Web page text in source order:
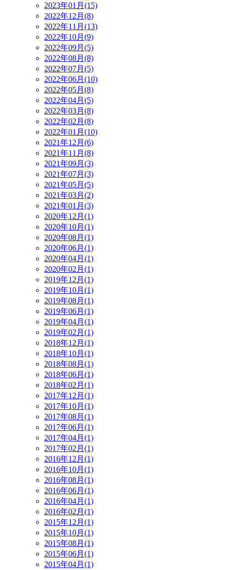
2023年01月(15)
2022年12月(8)
2022年11月(13)
2022年10月(9)
2022年09月(5)
2022年08月(8)
2022年07月(5)
2022年06月(10)
2022年05月(8)
2022年04月(5)
2022年03月(8)
2022年02月(8)
2022年01月(10)
2021年12月(6)
2021年11月(8)
2021年09月(3)
2021年07月(3)
2021年05月(5)
2021年03月(2)
2021年01月(3)
2020年12月(1)
2020年10月(1)
2020年08月(1)
2020年06月(1)
2020年04月(1)
2020年02月(1)
2019年12月(1)
2019年10月(1)
2019年08月(1)
2019年06月(1)
2019年04月(1)
2019年02月(1)
2018年12月(1)
2018年10月(1)
2018年08月(1)
2018年06月(1)
2018年02月(1)
2017年12月(1)
2017年10月(1)
2017年08月(1)
2017年06月(1)
2017年04月(1)
2017年02月(1)
2016年12月(1)
2016年10月(1)
2016年08月(1)
2016年06月(1)
2016年04月(1)
2016年02月(1)
2015年12月(1)
2015年10月(1)
2015年08月(1)
2015年06月(1)
2015年04月(1)